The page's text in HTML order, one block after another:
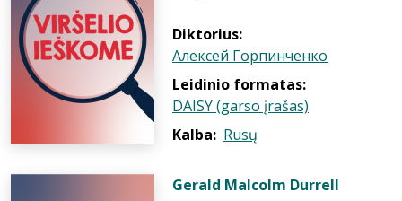
Diktorius:
Алексей Горпинченко
Leidinio formatas:
DAISY (garso įrašas)
Kalba: Rusų
Gerald Malcolm Durrell